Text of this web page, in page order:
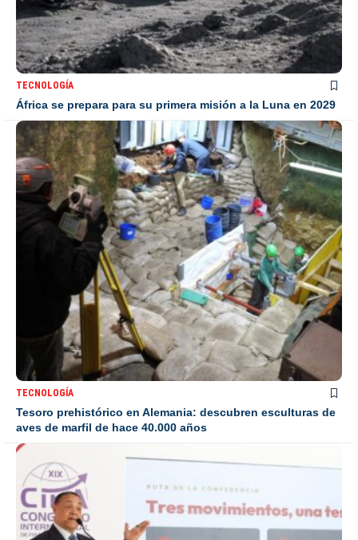
TECNOLOGÍA
África se prepara para su primera misión a la Luna en 2029
TECNOLOGÍA
Tesoro prehistórico en Alemania: descubren esculturas de
aves de marfil de hace 40.000 años